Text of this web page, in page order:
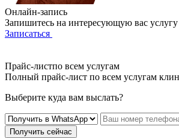
Онлайн-запись
Запишитесь на интересующую вас услугу
Записаться
Прайс-листпо всем услугам
Полный прайс-лист по всем услугам
Выберите куда вам выслать?
Получить сейчас